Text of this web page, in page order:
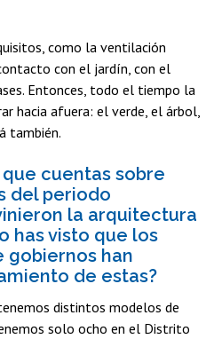
como la ventilación
con el jardín, con el
Entonces, todo el tiempo la
hacia afuera: el verde, el árbol,
también.
cuentas sobre
del periodo
la arquitectura
has visto que los
gobiernos han
de estas?
distintos modelos de
solo ocho en el Distrito